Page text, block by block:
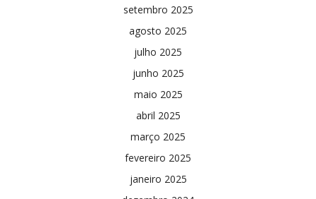
setembro 2025
agosto 2025
julho 2025
junho 2025
maio 2025
abril 2025
março 2025
fevereiro 2025
janeiro 2025